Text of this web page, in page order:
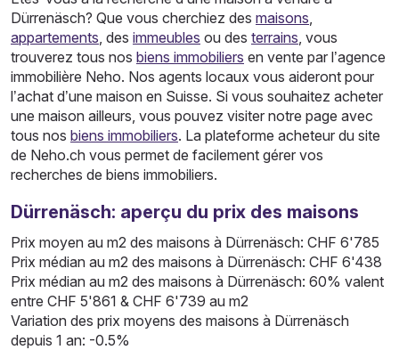
Dürrenäsch? Que vous cherchiez des maisons,
appartements, des immeubles ou des terrains, vous
trouverez tous nos biens immobiliers en vente par l’agence
immobilière Neho. Nos agents locaux vous aideront pour
l’achat d’une maison en Suisse. Si vous souhaitez acheter
une maison ailleurs, vous pouvez visiter notre page avec
tous nos biens immobiliers. La plateforme acheteur du site
de Neho.ch vous permet de facilement gérer vos
recherches de biens immobiliers.
Dürrenäsch: aperçu du prix des maisons
Prix moyen au m2 des maisons à Dürrenäsch: CHF 6'785
Prix médian au m2 des maisons à Dürrenäsch: CHF 6'438
Prix médian au m2 des maisons à Dürrenäsch: 60% valent
entre CHF 5'861 & CHF 6'739 au m2
Variation des prix moyens des maisons à Dürrenäsch
depuis 1 an: -0.5%